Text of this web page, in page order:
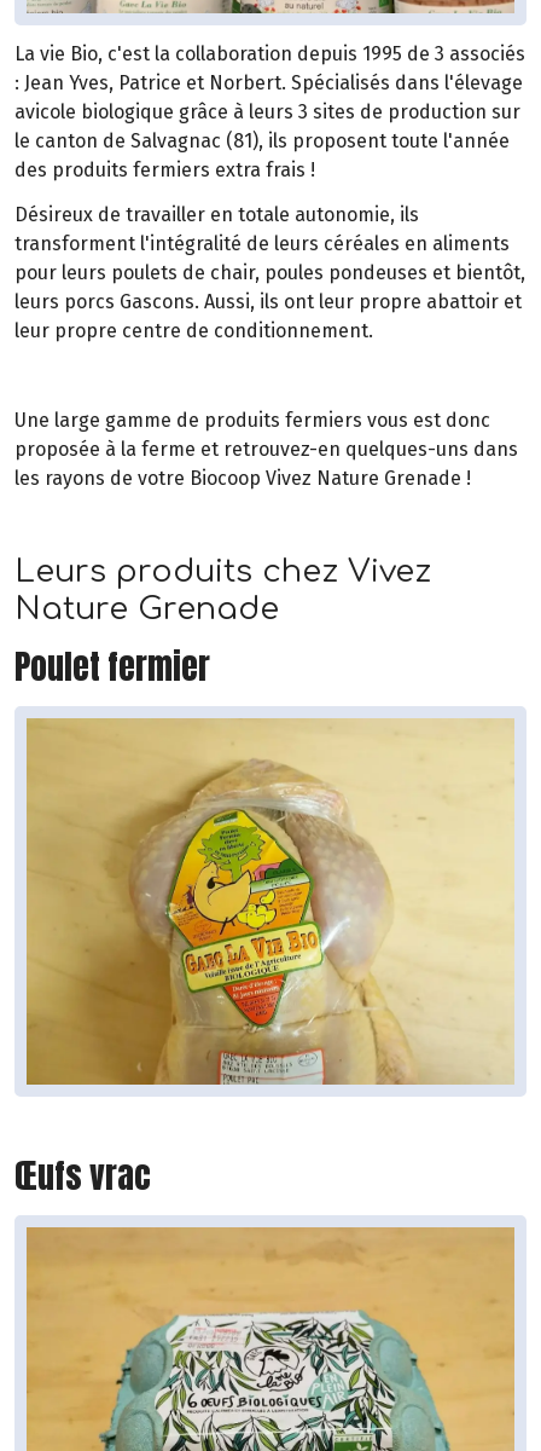
La vie Bio, c'est la collaboration depuis 1995 de 3 associés
: Jean Yves, Patrice et Norbert. Spécialisés dans l'élevage
avicole biologique grâce à leurs 3 sites de production sur
le canton de Salvagnac (81), ils proposent toute l'année
des produits fermiers extra frais !
Désireux de travailler en totale autonomie, ils
transforment l'intégralité de leurs céréales en aliments
pour leurs poulets de chair, poules pondeuses et bientôt,
leurs porcs Gascons. Aussi, ils ont leur propre abattoir et
leur propre centre de conditionnement.
Une large gamme de produits fermiers vous est donc
proposée à la ferme et retrouvez-en quelques-uns dans
les rayons de votre Biocoop Vivez Nature Grenade !
Leurs produits chez Vivez
Nature Grenade
Poulet fermier
Œufs vrac